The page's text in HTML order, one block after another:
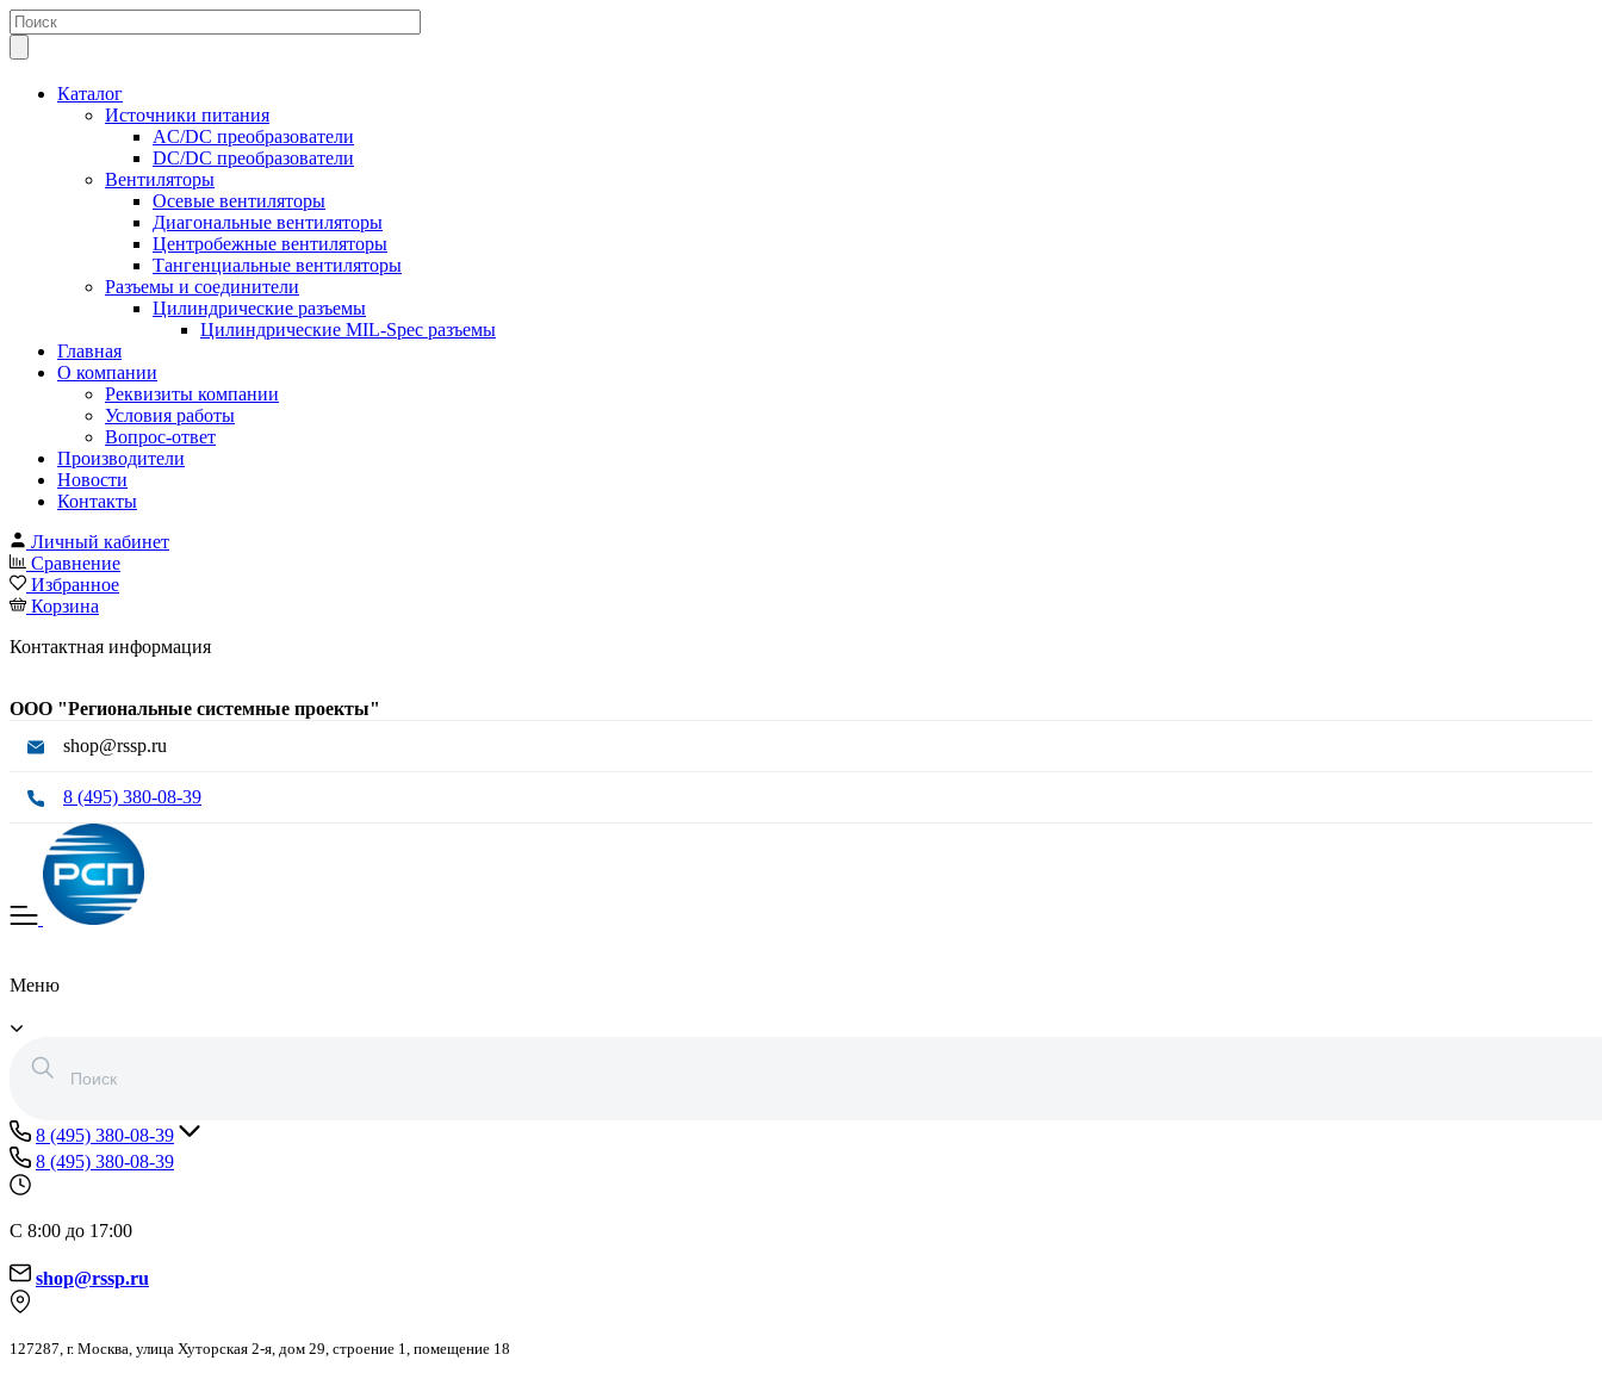
Каталог
Источники питания
AC/DC преобразователи
DC/DC преобразователи
Вентиляторы
Осевые вентиляторы
Диагональные вентиляторы
Центробежные вентиляторы
Тангенциальные вентиляторы
Разъемы и соединители
Цилиндрические разъемы
Цилиндрические MIL-Spec разъемы
Главная
О компании
Реквизиты компании
Условия работы
Вопрос-ответ
Производители
Новости
Контакты
Личный кабинет
Сравнение
Избранное
Корзина
Контактная информация
ООО "Региональные системные проекты"
shop@rssp.ru
8 (495) 380-08-39
Меню
8 (495) 380-08-39
8 (495) 380-08-39
С 8:00 до 17:00
shop@rssp.ru
127287, г. Москва, улица Хуторская 2-я, дом 29, строение 1, помещение 18